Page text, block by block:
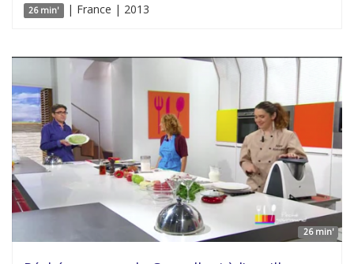
26 min' | France | 2013
26 min'